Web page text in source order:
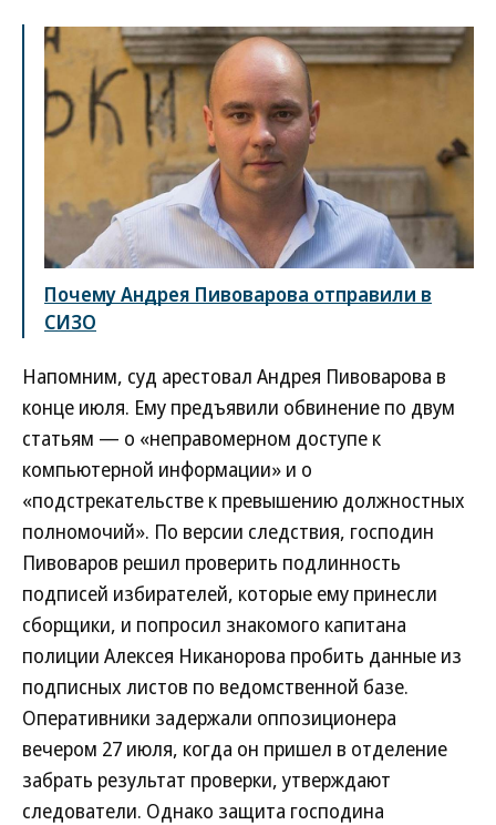
Почему Андрея Пивоварова отправили в
СИЗО
Напомним, суд арестовал Андрея Пивоварова в
конце июля. Ему предъявили обвинение по двум
статьям — о «неправомерном доступе к
компьютерной информации» и о
«подстрекательстве к превышению должностных
полномочий». По версии следствия, господин
Пивоваров решил проверить подлинность
подписей избирателей, которые ему принесли
сборщики, и попросил знакомого капитана
полиции Алексея Никанорова пробить данные из
подписных листов по ведомственной базе.
Оперативники задержали оппозиционера
вечером 27 июля, когда он пришел в отделение
забрать результат проверки, утверждают
следователи. Однако защита господина